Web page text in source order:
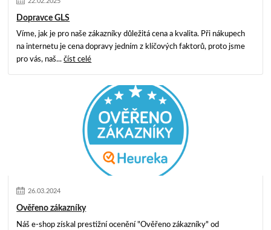
Dopravce GLS
Víme, jak je pro naše zákazníky důležitá cena a kvalita. Při nákupech
na internetu je cena dopravy jedním z klíčových faktorů, proto jsme
pro vás, naš...číst celé
26.03.2024
Ověřeno zákazníky
Náš e-shop získal prestižní ocenění "Ověřeno zákazníky" od